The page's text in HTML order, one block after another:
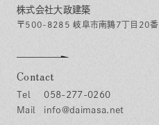
株式会社大政建築
〒500-8285 岐阜市南鶉7丁目20番
Contact
058-277-0260
info@daimasa.net